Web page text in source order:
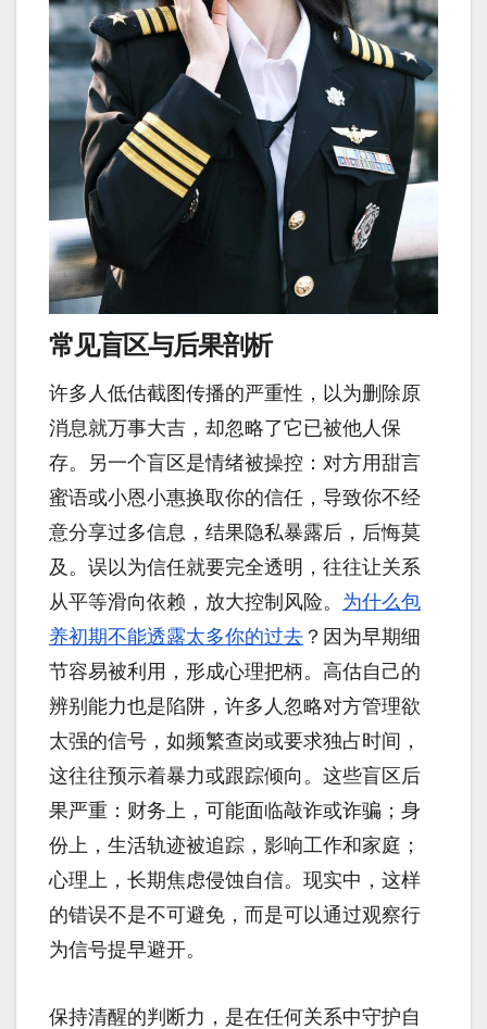
常见盲区与后果剖析
许多人低估截图传播的严重性，以为删除原
消息就万事大吉，却忽略了它已被他人保
存。另一个盲区是情绪被操控：对方用甜言
蜜语或小恩小惠换取你的信任，导致你不经
意分享过多信息，结果隐私暴露后，后悔莫
及。误以为信任就要完全透明，往往让关系
从平等滑向依赖，放大控制风险。 为什么包
养初期不能透露太多你的过去 ？因为早期细
节容易被利用，形成心理把柄。高估自己的
辨别能力也是陷阱，许多人忽略对方管理欲
太强的信号，如频繁查岗或要求独占时间，
这往往预示着暴力或跟踪倾向。这些盲区后
果严重：财务上，可能面临敲诈或诈骗；身
份上，生活轨迹被追踪，影响工作和家庭；
心理上，长期焦虑侵蚀自信。现实中，这样
的错误不是不可避免，而是可以通过观察行
为信号提早避开。
保持清醒的判断力，是在任何关系中守护自